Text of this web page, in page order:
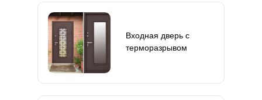
Входная дверь с
терморазрывом